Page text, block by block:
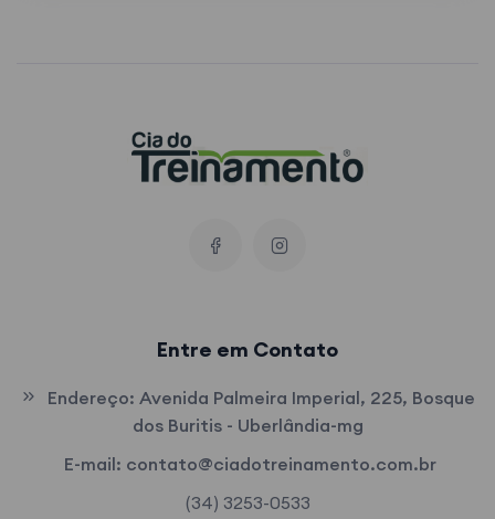
Entre em Contato
Endereço: Avenida Palmeira Imperial, 225, Bosque
dos Buritis - Uberlândia-mg
E-mail: contato@ciadotreinamento.com.br
(34) 3253-0533